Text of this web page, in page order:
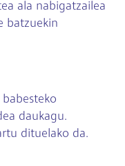
ala nabigatzailea
batzuekin
daukagu.
dituelako da.